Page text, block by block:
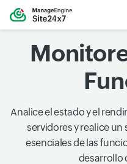
Analice el estado y el
servidores y realice
esenciales de las
desarrollo